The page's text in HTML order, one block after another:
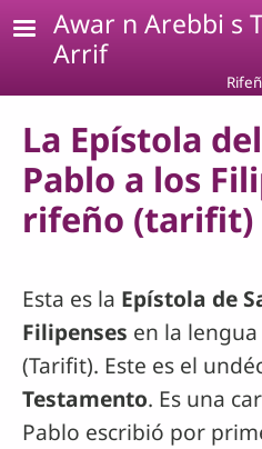
Pasar al contenido
Awar n Arebbi s
Arrif
La Epístola
Pablo a los
rifeño (tarifit)
Esta es la Epístola de
Filipenses en la
(Tarifit). Este es el
Testamento. Es una
Pablo escribió por